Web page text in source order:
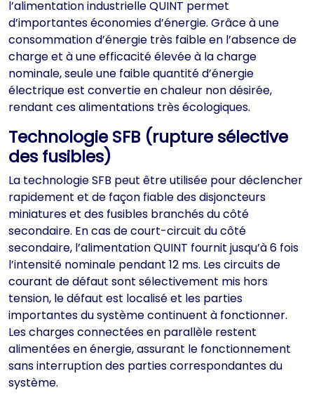
l’alimentation industrielle QUINT permet
d’importantes économies d’énergie. Grâce à une
consommation d’énergie très faible en l’absence de
charge et à une efficacité élevée à la charge
nominale, seule une faible quantité d’énergie
électrique est convertie en chaleur non désirée,
rendant ces alimentations très écologiques.
Technologie SFB (rupture sélective
des fusibles)
La technologie SFB peut être utilisée pour déclencher
rapidement et de façon fiable des disjoncteurs
miniatures et des fusibles branchés du côté
secondaire. En cas de court-circuit du côté
secondaire, l’alimentation QUINT fournit jusqu’à 6 fois
l’intensité nominale pendant 12 ms. Les circuits de
courant de défaut sont sélectivement mis hors
tension, le défaut est localisé et les parties
importantes du système continuent à fonctionner.
Les charges connectées en parallèle restent
alimentées en énergie, assurant le fonctionnement
sans interruption des parties correspondantes du
système.